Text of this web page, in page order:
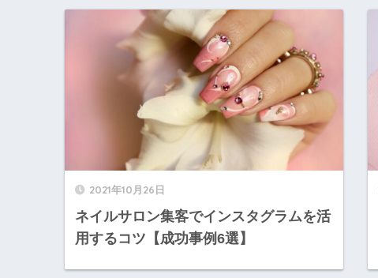
2021年10月26日
ネイルサロン集客でインスタグラムを活
用するコツ【成功事例6選】